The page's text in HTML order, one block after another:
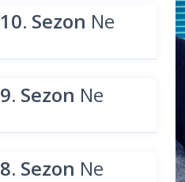
10. Sezon Ne
9. Sezon Ne
8. Sezon Ne